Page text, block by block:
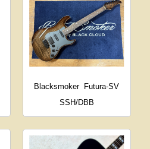
Blacksmoker
Futura-SV
SSH/DBB